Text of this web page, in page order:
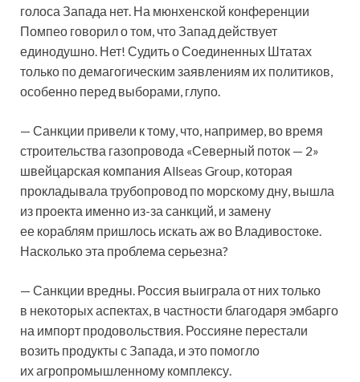
голоса Запада нет. На мюнхенской конференции
Помпео говорил о том, что Запад действует
единодушно. Нет! Судить о Соединенных Штатах
только по демагогическим заявлениям их политиков,
особенно перед выборами, глупо.
— Санкции привели к тому, что, например, во время
строительства газопровода «Северный поток — 2»
швейцарская компания Allseas Group, которая
прокладывала трубопровод по морскому дну, вышла
из проекта именно из-за санкций, и замену
ее кораблям пришлось искать аж во Владивостоке.
Насколько эта проблема серьезна?
— Санкции вредны. Россия выиграла от них только
в некоторых аспектах, в частности благодаря эмбарго
на импорт продовольствия. Россияне перестали
возить продукты с Запада, и это помогло
их агропромышленному комплексу.